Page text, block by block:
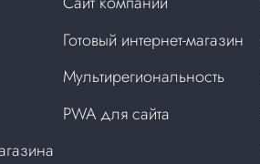
Готовый интернет-магазин
Мультирегиональность
PWA для сайта